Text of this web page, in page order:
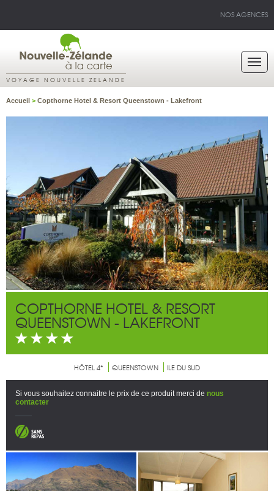
NOS AGENCES
VOYAGE NOUVELLE ZELANDE
Accueil > Copthorne Hotel & Resort Queenstown - Lakefront
COPTHORNE HOTEL & RESORT
QUEENSTOWN - LAKEFRONT
HÔTEL 4* QUEENSTOWN ILE DU SUD
Si vous souhaitez connaitre le prix de ce produit merci de nous
contacter